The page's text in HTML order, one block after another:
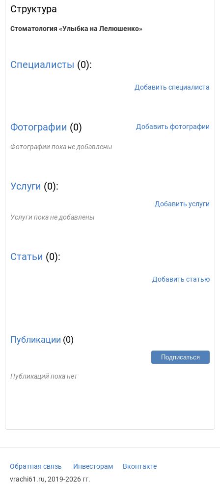
Структура
Стоматология «Улыбка на Лелюшенко»
Специалисты (0):
Добавить специалиста
Фотографии (0) Добавить фотографии
Фотографии пока не добавлены
Услуги (0):
Добавить услуги
Услуги пока не добавлены
Статьи (0):
Добавить статью
Публикации (0)
Подписаться
Публикаций пока нет
Обратная связь Инвесторам
Вконтакте
vrachi61.ru, 2019-2026 гг.